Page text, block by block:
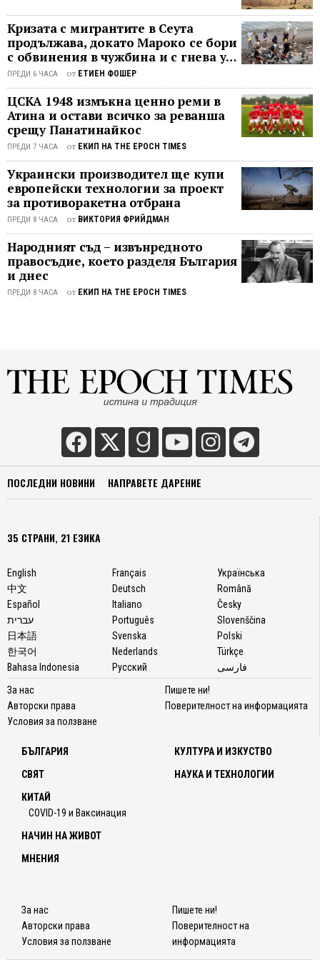
в
кратка
при
бяха
"реч
и
„демокрации“ (просто думата
има висок имидж). Всичките тези
„демокрации“са ялови, защото им ...
Подкрепление бе повикано с голямо
закъснение. На всички левичарски
щурмоваци от Антифа и BLM бе
разпоредено да си стоят в къщи.
Нито един от тях не се мяркаше.
Кризата с мигрантите в Сеута
продължава, докато Мароко се бори
с обвинения в чужбина и с гнева у
дома
ПРЕДИ 6 ЧАСА от ЕТИЕН ФОШЕР
ЦСКА 1948 измъкна ценно реми в
Атина и остави всичко за реванша
срещу Панатинайкос
ПРЕДИ 7 ЧАСА от ЕКИП НА THE EPOCH TIMES
Украински производител ще купи
европейски технологии за проект
за противоракетна отбрана
ПРЕДИ 8 ЧАСА от ВИКТОРИЯ ФРИЙДМАН
Народният съд – извънредното
правосъдие, което разделя България
и днес
ПРЕДИ 8 ЧАСА от ЕКИП НА THE EPOCH TIMES
ПОСЛЕДНИ НОВИНИ НАПРАВЕТЕ ДАРЕНИЕ
35 СТРАНИ, 21 ЕЗИКА
English
中文
Español
עברית
日本語
한국어
Bahasa Indonesia
Français
Deutsch
Italiano
Português
Svenska
Nederlands
Русский
Українська
Română
Česky
Slovenščina
Polski
Türkçe
فارسی
За нас
Авторски права
Условия за ползване
Пишете ни!
Поверителност на информацията
БЪЛГАРИЯ
СВЯТ
КИТАЙ
COVID-19 и Ваксинация
КУЛТУРА И ИЗКУСТВО
НАУКА И ТЕХНОЛОГИИ
НАЧИН НА ЖИВОТ
МНЕНИЯ
За нас
Авторски права
Условия за ползване
Пишете ни!
Поверителност на
информацията